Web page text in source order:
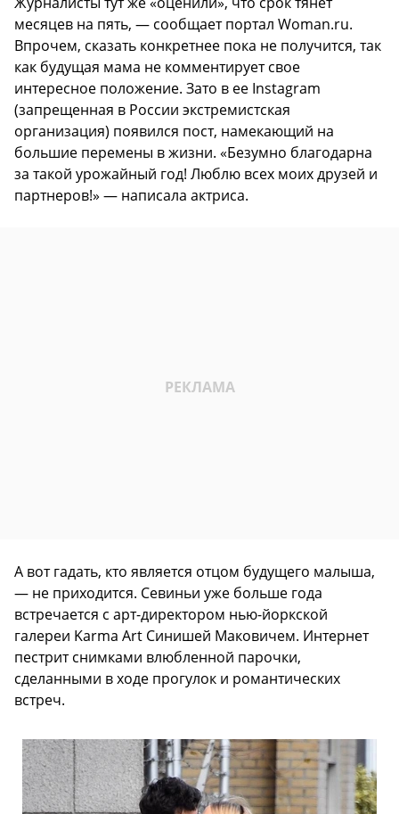
месяцев на пять, — сообщает портал Woman.ru.
Впрочем, сказать конкретнее пока не получится, так
как будущая мама не комментирует свое
интересное положение. Зато в ее Instagram
(запрещенная в России экстремистская
организация) появился пост, намекающий на
большие перемены в жизни. «Безумно благодарна
за такой урожайный год! Люблю всех моих друзей и
партнеров!» — написала актриса.
А вот гадать, кто является отцом будущего малыша,
— не приходится. Севиньи уже больше года
встречается с арт-директором нью-йоркской
галереи Karma Art Синишей Маковичем. Интернет
пестрит снимками влюбленной парочки,
сделанными в ходе прогулок и романтических
встреч.